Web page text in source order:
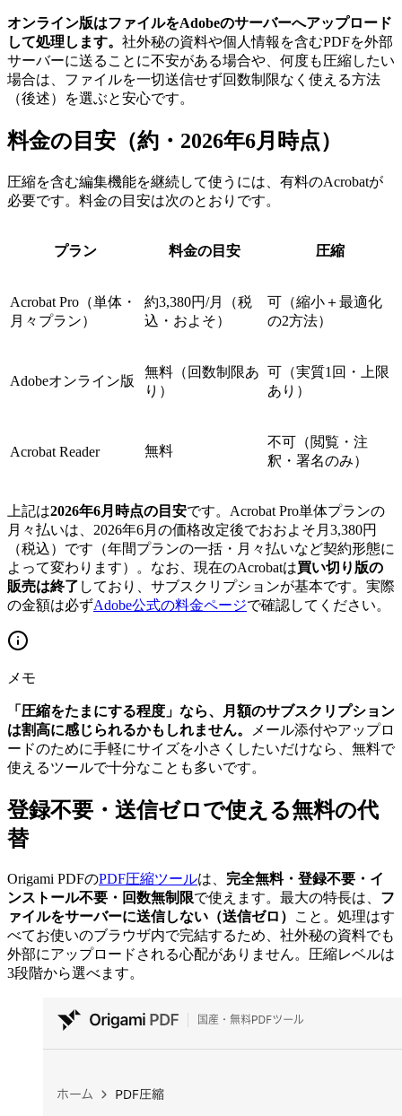
オンライン版はファイルをAdobeのサーバーへアップロード
して処理します。 社外秘の資料や個人情報を含むPDFを外部
サーバーに送ることに不安がある場合や、何度も圧縮したい
場合は、ファイルを一切送信せず回数制限なく使える方法
（後述）を選ぶと安心です。
料金の目安（約・2026年6月時点）
圧縮を含む編集機能を継続して使うには、有料のAcrobatが
必要です。料金の目安は次のとおりです。
プラン 料金の目安 圧縮
Acrobat Pro（単体・
月々プラン）
約3,380円/月（税
込・およそ）
可（縮小＋最適化
の2方法）
Adobeオンライン版
無料（回数制限あ
り）
可（実質1回・上限
あり）
Acrobat Reader 無料
不可（閲覧・注
釈・署名のみ）
上記は2026年6月時点の目安です。Acrobat Pro単体プランの
月々払いは、2026年6月の価格改定後でおおよそ月3,380円
（税込）です（年間プランの一括・月々払いなど契約形態に
よって変わります）。なお、現在のAcrobatは買い切り版の
販売は終了 しており、サブスクリプションが基本です。実際
の金額は必ずAdobe公式の料金ページで確認してください。
メモ
「圧縮をたまにする程度」なら、月額のサブスクリプション
は割高に感じられるかもしれません。
メール添付やアップロ
ードのために手軽にサイズを小さくしたいだけなら、無料で
使えるツールで十分なことも多いです。
登録不要・送信ゼロで使える無料の代
替
Origami PDFのPDF圧縮ツールは、 完全無料・登録不要・イ
ンストール不要・回数無制限で使えます。最大の特長は、 フ
ァイルをサーバーに送信しない（送信ゼロ）
こと。処理はす
べてお使いのブラウザ内で完結するため、社外秘の資料でも
外部にアップロードされる心配がありません。圧縮レベルは
3段階から選べます。